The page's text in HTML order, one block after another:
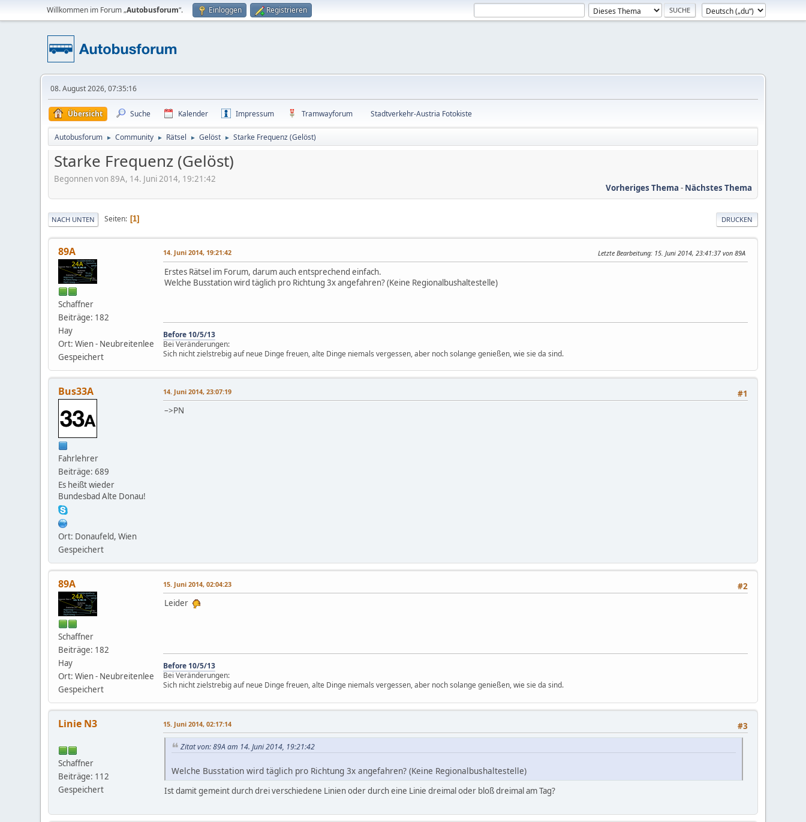
Willkommen im Forum „Autobusforum“. Einloggen Registrieren
08. August 2026, 07:35:16
Übersicht Suche Kalender Impressum Tramwayforum Stadtverkehr-Austria Fotokiste
Autobusforum ► Community ► Rätsel ► Gelöst ► Starke Frequenz (Gelöst)
Starke Frequenz (Gelöst)
Begonnen von 89A, 14. Juni 2014, 19:21:42
Vorheriges Thema - Nächstes Thema
DRUCKEN
NACH UNTEN Seiten 1
89A
Schaffner
Beiträge: 182
Hay
Ort: Wien - Neubreitenlee
Gespeichert
14. Juni 2014, 19:21:42 Letzte Bearbeitung: 15. Juni 2014, 23:41:37 von 89A
Erstes Rätsel im Forum, darum auch entsprechend einfach.
Welche Busstation wird täglich pro Richtung 3x angefahren? (Keine Regionalbushaltestelle)
Before 10/5/13
Bei Veränderungen:
Sich nicht zielstrebig auf neue Dinge freuen, alte Dinge niemals vergessen, aber noch solange genießen, wie sie da sind.
Bus33A
Fahrlehrer
Beiträge: 689
Es heißt wieder
Bundesbad Alte Donau!
Ort: Donaufeld, Wien
Gespeichert
#1
14. Juni 2014, 23:07:19
–>PN
89A
Schaffner
Beiträge: 182
Hay
Ort: Wien - Neubreitenlee
Gespeichert
#2
15. Juni 2014, 02:04:23
Leider
Before 10/5/13
Bei Veränderungen:
Sich nicht zielstrebig auf neue Dinge freuen, alte Dinge niemals vergessen, aber noch solange genießen, wie sie da sind.
Linie N3
Schaffner
Beiträge: 112
Gespeichert
#3
15. Juni 2014, 02:17:14
Zitat von: 89A am 14. Juni 2014, 19:21:42
Welche Busstation wird täglich pro Richtung 3x angefahren? (Keine Regionalbushaltestelle)
Ist damit gemeint durch drei verschiedene Linien oder durch eine Linie dreimal oder bloß dreimal am Tag?